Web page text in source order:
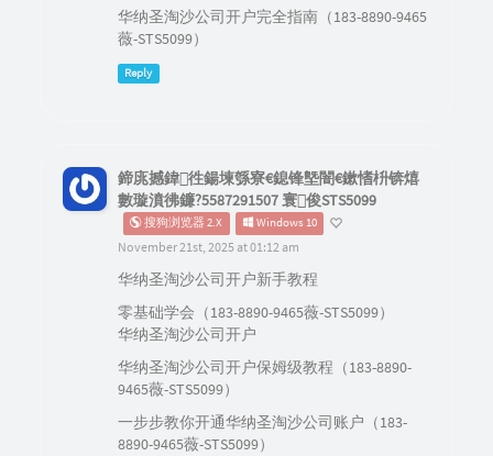
华纳圣淘沙公司开户完全指南（183-8890-9465
薇-STS5099）
Reply
鍗庣撼鍏徃鍚堜綔寮€鎴锋墍闇€鏉愭枡锛熺
數璇濆彿鐮?5587291507 寰俊STS5099
搜狗浏览器 2.X Windows 10
November 21st, 2025 at 01:12 am
华纳圣淘沙公司开户新手教程
零基础学会（183-8890-9465薇-STS5099）
华纳圣淘沙公司开户
华纳圣淘沙公司开户保姆级教程（183-8890-
9465薇-STS5099）
一步步教你开通华纳圣淘沙公司账户（183-
8890-9465薇-STS5099）